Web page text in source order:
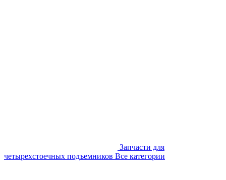
Запчасти для
четырехстоечных подъемников Все категории